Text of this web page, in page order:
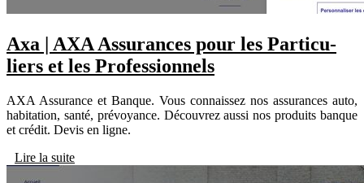
Axa | AXA Assurances pour les Par­ticu­
liers et les Profes­sion­nels
AXA Assurance et Banque. Vous connaissez nos assurances auto,
habitation, santé, prévoyance. Découvrez aussi nos produits banque
et crédit. Devis en ligne.
Lire la suite